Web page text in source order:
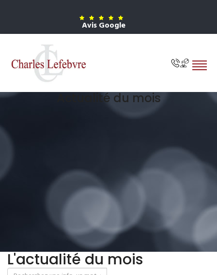
Avis Google
Actualité du mois
L'actualité du mois